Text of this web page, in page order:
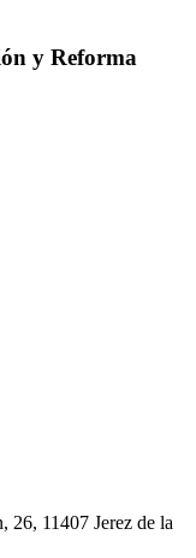
y Reforma
26, 11407 Jerez de la